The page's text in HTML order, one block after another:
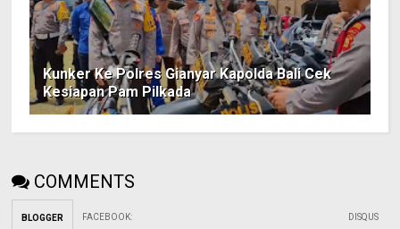
Kunker Ke Polres Gianyar Kapolda Bali Cek
Kesiapan Pam Pilkada
COMMENTS
BLOGGER FACEBOOK: DISQUS